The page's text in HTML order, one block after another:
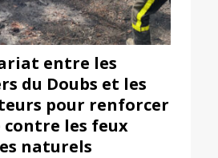
entre les
du Doubs et les
pour renforcer
les feux
naturels